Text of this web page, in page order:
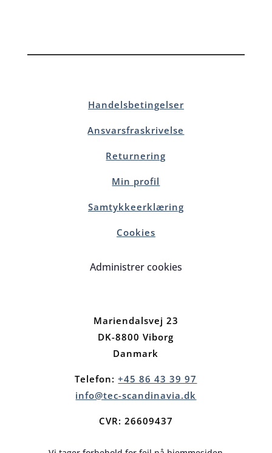
Handelsbetingelser
Ansvarsfraskrivelse
Returnering
Min profil
Samtykkeerklæring
Cookies
Administrer cookies
Mariendalsvej 23
DK-8800 Viborg
Danmark
Telefon:+45 86 43 39 97
info@tec-scandinavia.dk
CVR: 26609437